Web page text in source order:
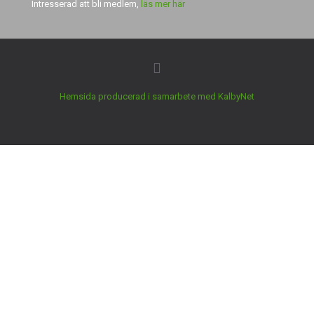
Intresserad att bli medlem, läs mer här
Hemsida producerad i samarbete med KalbyNet